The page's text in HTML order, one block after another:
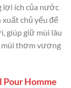
lợi ích của nước
chủ yếu để
giúp giữ mùi lâu
mùi thơm vương
Pour Homme